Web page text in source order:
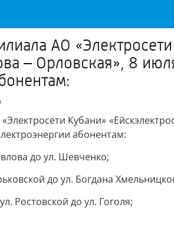
АО «Электросети
– Орловская», 8
Кубани»
абонентам:
до ул. Шевченко;
до ул. Богдана
Ростовской до ул. Гоголя;